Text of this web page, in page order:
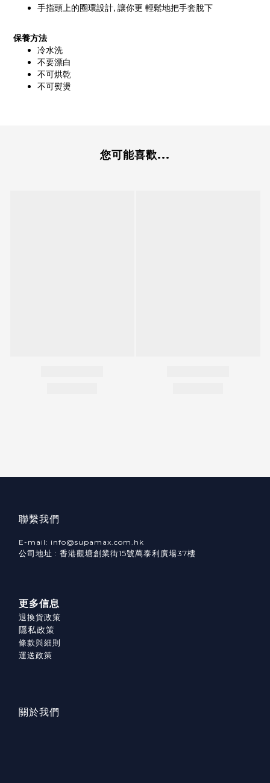
手指頭上的圈環設計, 讓你更 輕鬆地把手套脫下
保養方法
冷水洗
不要漂白
不可烘乾
不可熨燙
您可能喜歡...
聯繫我們
E-mail: info@supamax.com.hk
公司地址 : 香港觀塘創業街15號萬泰利廣場37樓
更多信息
退換貨政策
隱私政策
條款與細則
運送政策
關於我們